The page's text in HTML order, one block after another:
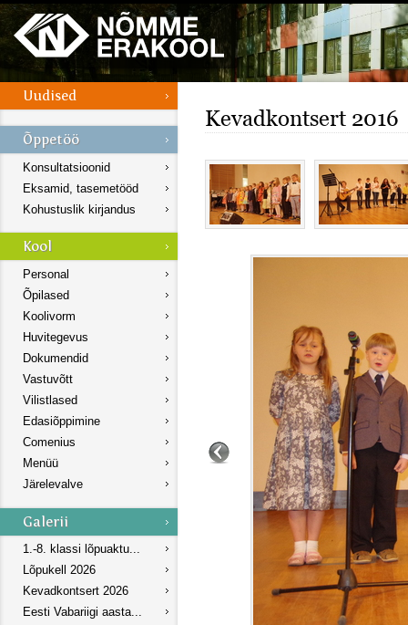
Konsultatsioonid
Eksamid, tasemetööd
Kohustuslik kirjandus
Personal
Õpilased
Koolivorm
Huvitegevus
Dokumendid
Vastuvõtt
Vilistlased
Edasiõppimine
Comenius
Menüü
Järelevalve
1.-8. klassi lõpuaktu...
Lõpukell 2026
Kevadkontsert 2026
Eesti Vabariigi aasta...
Kevadkontsert 2016